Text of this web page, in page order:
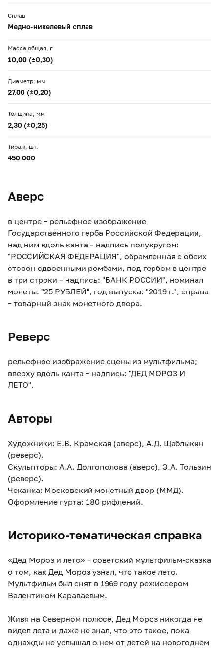
Сплав
Медно-никелевый сплав
Масса общая, г
10,00 (±0,30)
Диаметр, мм
27,00 (±0,20)
Толщина, мм
2,30 (±0,25)
Тираж, шт.
450 000
Аверс
в центре – рельефное изображение
Государственного герба Российской Федерации,
над ним вдоль канта – надпись полукругом:
"РОССИЙСКАЯ ФЕДЕРАЦИЯ", обрамленная с обеих
сторон сдвоенными ромбами, под гербом в центре
в три строки – надпись: "БАНК РОССИИ", номинал
монеты: "25 РУБЛЕЙ", год выпуска: "2019 г.", справа
– товарный знак монетного двора.
Реверс
рельефное изображение сцены из мультфильма;
вверху вдоль канта – надпись: "ДЕД МОРОЗ И
ЛЕТО".
Авторы
Художники: Е.В. Крамская (аверс), А.Д. Щаблыкин
(реверс).
Скульпторы: А.А. Долгополова (аверс), Э.А. Тользин
(реверс).
Чеканка: Московский монетный двор (ММД).
Оформление гурта: 180 рифлений.
Историко-тематическая справка
«Дед Мороз и лето» – советский мультфильм-сказка
о том, как Дед Мороз узнал, что такое лето.
Мультфильм был снят в 1969 году режиссером
Валентином Караваевым.
Живя на Северном полюсе, Дед Мороз никогда не
видел лета и даже не знал, что это такое, пока
однажды не услышал о нем от детей на новогоднем